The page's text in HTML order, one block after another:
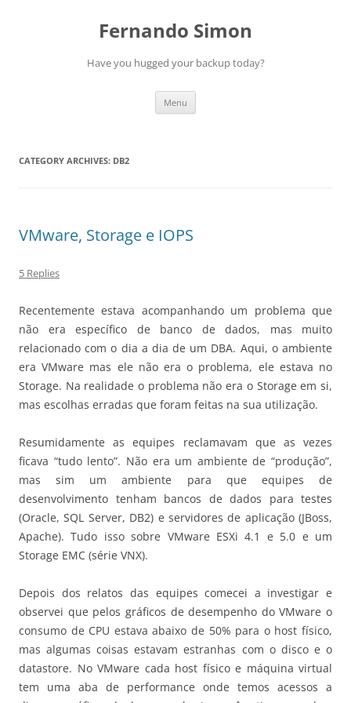
Fernando Simon
Have you hugged your backup today?
Menu
CATEGORY ARCHIVES: DB2
VMware, Storage e IOPS
5 Replies
Recentemente estava acompanhando um problema que
não era específico de banco de dados, mas muito
relacionado com o dia a dia de um DBA. Aqui, o ambiente
era VMware mas ele não era o problema, ele estava no
Storage. Na realidade o problema não era o Storage em si,
mas escolhas erradas que foram feitas na sua utilização.
Resumidamente as equipes reclamavam que as vezes
ficava “tudo lento”. Não era um ambiente de “produção”,
mas sim um ambiente para que equipes de
desenvolvimento tenham bancos de dados para testes
(Oracle, SQL Server, DB2) e servidores de aplicação (JBoss,
Apache). Tudo isso sobre VMware ESXi 4.1 e 5.0 e um
Storage EMC (série VNX).
Depois dos relatos das equipes comecei a investigar e
observei que pelos gráficos de desempenho do VMware o
consumo de CPU estava abaixo de 50% para o host físico,
mas algumas coisas estavam estranhas com o disco e o
datastore. No VMware cada host físico e máquina virtual
tem uma aba de performance onde temos acessos a